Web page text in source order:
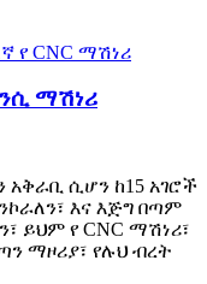
ማሽነሪ
አቅራቢ ሲሆን ከ15 አገሮች
እና እጅግ በጣም
ይህም የ CNC ማሽነሪ፣
ማዞሪያ፣ የሉህ ብረት